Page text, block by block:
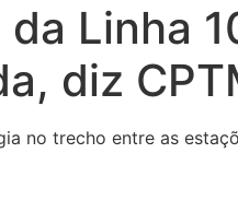
Linha
diz
no trecho entre as